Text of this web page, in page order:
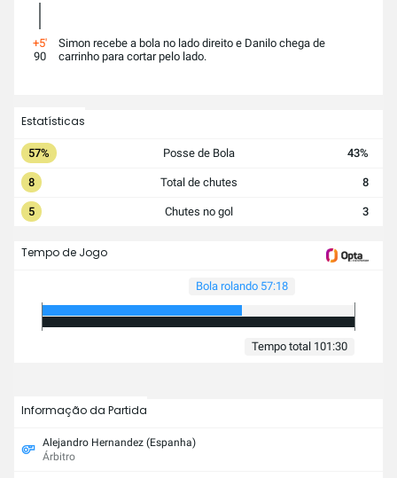
+5'
90
Simon recebe a bola no lado direito e Danilo chega de
carrinho para cortar pelo lado.
Estatísticas
57% Posse de Bola 43%
8 Total de chutes 8
5 Chutes no gol 3
Tempo de Jogo
Bola rolando 57:18
Tempo total 101:30
Informação da Partida
Alejandro Hernandez (Espanha)
Árbitro